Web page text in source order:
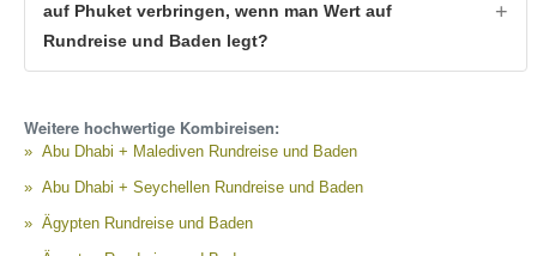
auf Phuket verbringen, wenn man Wert auf
Rundreise und Baden legt?
Weitere hochwertige Kombireisen:
Abu Dhabi + Malediven Rundreise und Baden
Abu Dhabi + Seychellen Rundreise und Baden
Ägypten Rundreise und Baden